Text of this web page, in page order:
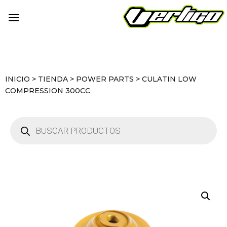
INICIO > TIENDA > POWER PARTS > CULATIN LOW
COMPRESSION 300CC
productos